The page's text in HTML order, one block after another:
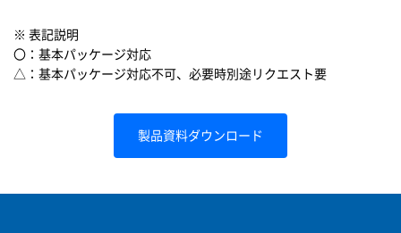
※ 表記説明
〇：基本パッケージ対応
△：基本パッケージ対応不可、必要時別途リクエスト要
製品資料ダウンロード